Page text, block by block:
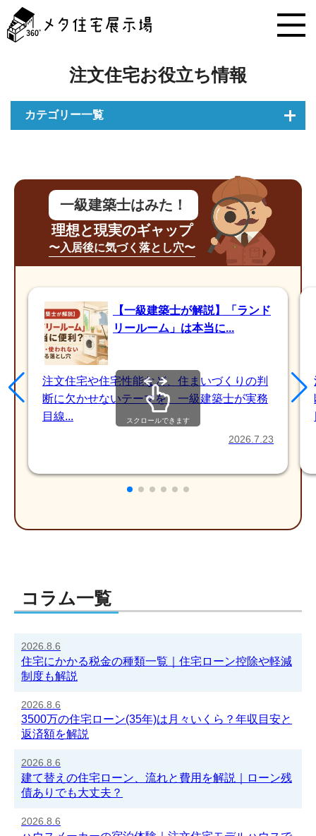
タ
住
注文住宅お役立ち情報
カテゴリー一覧
一級建築士はみた！
理想と現実のギャップ
〜入居後に気づく落とし穴〜
【一級建築士が解説】「ランド
リールーム」は本当に...
注文住宅や住宅性能など、住まいづくりの判
断に欠かせないテーマを、一級建築士が実務
目線...
2026.7.23
スクロールできます
コラム一覧
2026.8.6
住宅にかかる税金の種類一覧｜住宅ローン控除や軽減
制度も解説
2026.8.6
3500万の住宅ローン(35年)は月々いくら？年収目安と
返済額を解説
2026.8.6
建て替えの住宅ローン、流れと費用を解説｜ローン残
債ありでも大丈夫？
2026.8.6